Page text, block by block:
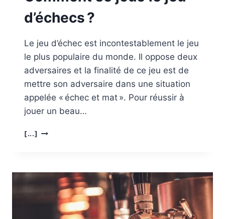
d’échecs ?
Le jeu d’échec est incontestablement le jeu
le plus populaire du monde. Il oppose deux
adversaires et la finalité de ce jeu est de
mettre son adversaire dans une situation
appelée « échec et mat ». Pour réussir à
jouer un beau…
[...] COMMENT
JEU
D’ÉCHECS ?